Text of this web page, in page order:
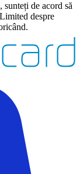
, sunteți de acord să
despre